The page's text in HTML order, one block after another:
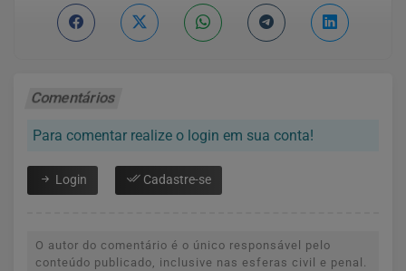
Comentários
Para comentar realize o login em sua conta!
Login Cadastre-se
O autor do comentário é o único responsável pelo
conteúdo publicado, inclusive nas esferas civil e penal.